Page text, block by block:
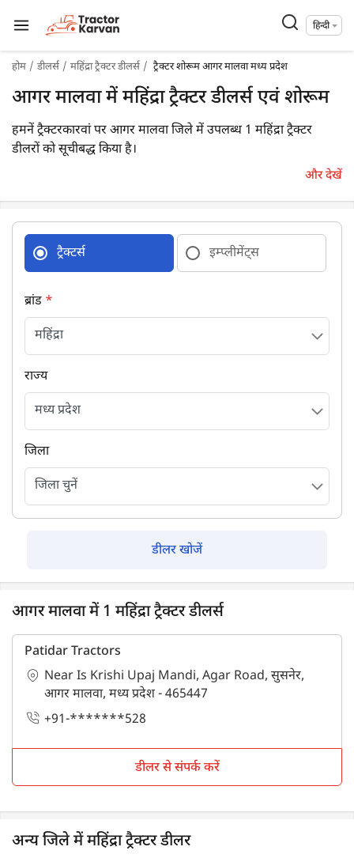
हिन्दी
होम डीलर्स महिंद्रा ट्रैक्टर डीलर्स ट्रैक्टर शोरूम आगर मालवा मध्य प्रदेश
आगर मालवा में महिंद्रा ट्रैक्टर डीलर्स एवं शोरूम
हमनें ट्रैक्टरकारवां पर आगर मालवा जिले में उपलब्ध 1 महिंद्रा ट्रैक्टर
डीलरों को सूचीबद्ध किया है।
और देखें
ट्रैक्टर्स इम्प्लीमेंट्स
ब्रांड *
राज्य
जिला
डीलर खोजें
आगर मालवा में 1 महिंद्रा ट्रैक्टर डीलर्स
Patidar Tractors
Near Is Krishi Upaj Mandi, Agar Road, सुसनेर,
आगर मालवा, मध्य प्रदेश - 465447
+91-*******528
डीलर से संपर्क करें
अन्य जिले में महिंद्रा ट्रैक्टर डीलर